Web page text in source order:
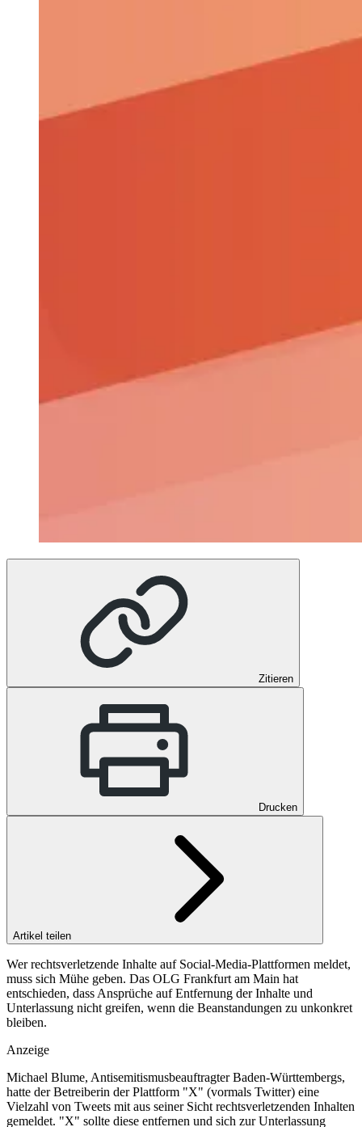
Zitieren
Drucken
Artikel teilen
Wer rechtsverletzende Inhalte auf Social-Media-Plattformen meldet,
muss sich Mühe geben. Das OLG Frankfurt am Main hat
entschieden, dass Ansprüche auf Entfernung der Inhalte und
Unterlassung nicht greifen, wenn die Beanstandungen zu unkonkret
bleiben.
Anzeige
Michael Blume, Antisemitismusbeauftragter Baden-Württembergs,
hatte der Betreiberin der Plattform "X" (vormals Twitter) eine
Vielzahl von Tweets mit aus seiner Sicht rechtsverletzenden Inhalten
gemeldet. "X" sollte diese entfernen und sich zur Unterlassung